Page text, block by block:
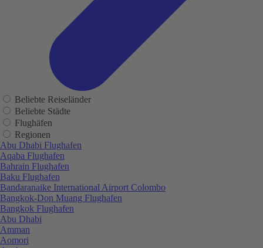
Beliebte Reiseländer
Beliebte Städte
Flughäfen
Regionen
Abu Dhabi Flughafen
Aqaba Flughafen
Bahrain Flughafen
Baku Flughafen
Bandaranaike International Airport Colombo
Bangkok-Don Muang Flughafen
Bangkok Flughafen
Abu Dhabi
Amman
Aomori